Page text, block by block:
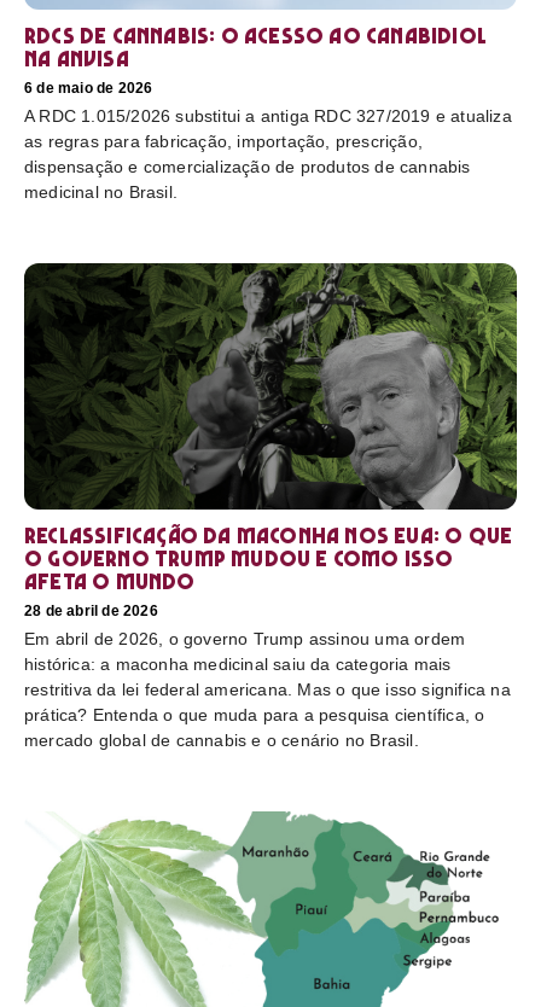
RDCs de cannabis: o acesso ao canabidiol
na Anvisa
6 de maio de 2026
A RDC 1.015/2026 substitui a antiga RDC 327/2019 e atualiza
as regras para fabricação, importação, prescrição,
dispensação e comercialização de produtos de cannabis
medicinal no Brasil.
Reclassificação da maconha nos EUA: o que
o governo Trump mudou e como isso
afeta o mundo
28 de abril de 2026
Em abril de 2026, o governo Trump assinou uma ordem
histórica: a maconha medicinal saiu da categoria mais
restritiva da lei federal americana. Mas o que isso significa na
prática? Entenda o que muda para a pesquisa científica, o
mercado global de cannabis e o cenário no Brasil.